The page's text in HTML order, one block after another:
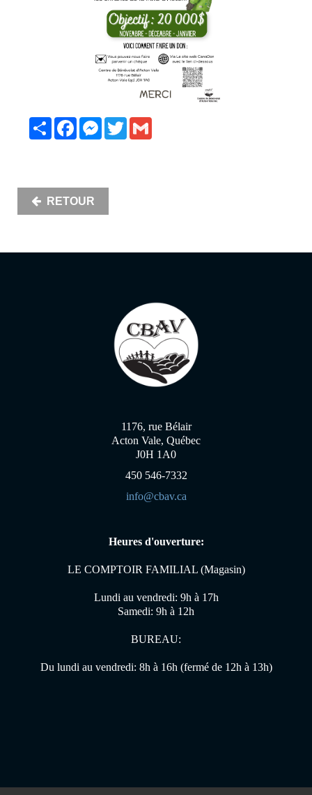
PartagerFacebookMessenger
Twitter
RETOUR
1176, rue Bélair
Acton Vale, Québec
J0H 1A0
450 546-7332
info@cbav.ca
Heures d'ouverture:
LE COMPTOIR FAMILIAL (Magasin)
Lundi au vendredi: 9h à 17h
Samedi: 9h à 12h
BUREAU:
Du lundi au vendredi: 8h à 16h (fermé de 12h à 13h)